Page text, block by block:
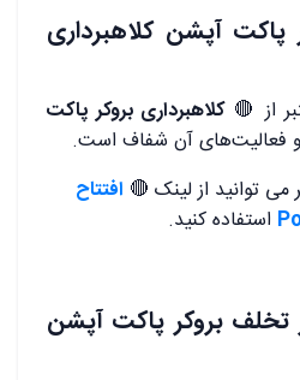
پاکت آپشن کلاهبرداری
از 🔴کلاهبرداری بروکر پاکت
فعالیت‌های آن شفاف است.
می توانید از لینک 🔴 افتتاح
استفاده کنید.
تخلف بروکر پاکت آپشن